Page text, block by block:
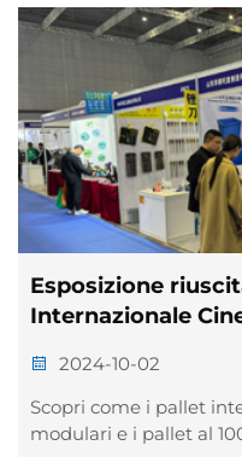
Esposizione
Internazionale
2024-10-02
Scopri come i pallet
modulari e i pallet al